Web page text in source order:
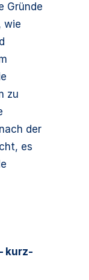
Gründe
wie
zu
der
es
kurz-